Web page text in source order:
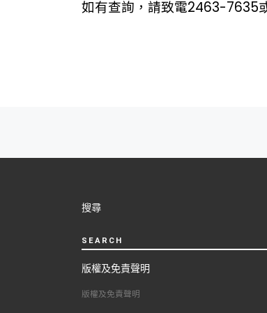
如有查詢，請致電2463-7635
navigation
搜尋
SEARCH
版權及免責聲明
版權及免責聲明